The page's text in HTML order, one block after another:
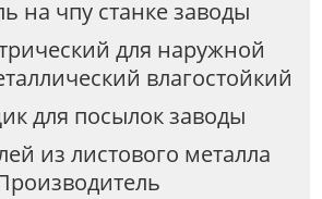
на чпу станке заводы
для наружной
влагостойкий
для посылок заводы
из листового металла